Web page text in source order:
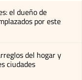
el dueño de
por este
del hogar y
ciudades